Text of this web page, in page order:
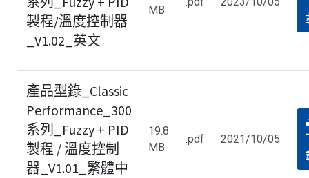
製程/溫度控制器
_V1.02_英文
MB
產品型錄_Classic
Performance_300
系列_Fuzzy + PID
製程 / 溫度控制
器_V1.01_繁體中
19.8
MB
.pdf 2021/10/05